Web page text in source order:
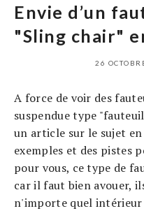
Envie d’un
"Sling chair"
26
A force de voir des
suspendue type
un article sur le sujet
exemples et des pistes
pour vous, ce type de
car il faut bien avouer,
n'importe quel intérieur